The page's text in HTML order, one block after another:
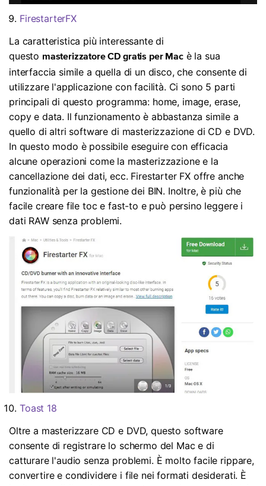
FirestarterFX
La caratteristica più interessante di
questo masterizzatore CD gratis per Mac è la sua
interfaccia simile a quella di un disco, che consente di
utilizzare l'applicazione con facilità. Ci sono 5 parti
principali di questo programma: home, image, erase,
copy e data. Il funzionamento è abbastanza simile a
quello di altri software di masterizzazione di CD e DVD.
In questo modo è possibile eseguire con efficacia
alcune operazioni come la masterizzazione e la
cancellazione dei dati, ecc. Firestarter FX offre anche
funzionalità per la gestione dei BIN. Inoltre, è più che
facile creare file toc e fast-to e può persino leggere i
dati RAW senza problemi.
Toast 18
Oltre a masterizzare CD e DVD, questo software
consente di registrare lo schermo del Mac e di
catturare l'audio senza problemi. È molto facile rippare,
convertire e condividere i file nei formati desiderati. È